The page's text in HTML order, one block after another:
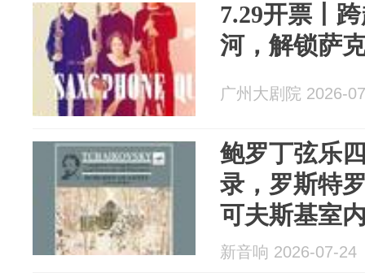
7.29开票丨
河，解锁萨
广州大剧院 2026-
鲍罗丁弦乐
录，罗斯特
可夫斯基室
新音响 2026-07-24